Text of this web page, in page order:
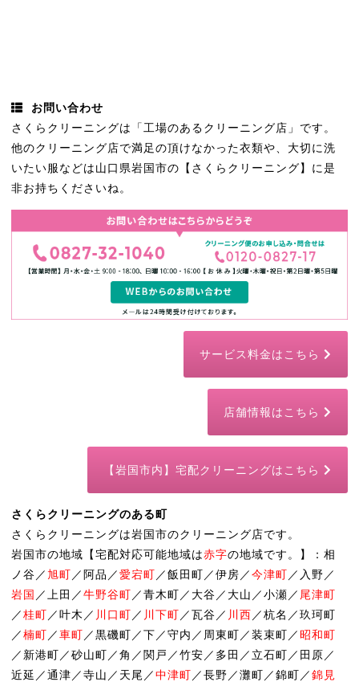
お問い合わせ
さくらクリーニングは「工場のあるクリーニング店」です。
他のクリーニング店で満足の頂けなかった衣類や、大切に洗
いたい服などは山口県岩国市の【さくらクリーニング】に是
非お持ちくださいね。
サービス料金はこちら
店舗情報はこちら
【岩国市内】宅配クリーニングはこちら
さくらクリーニングのある町
さくらクリーニングは岩国市のクリーニング店です。
岩国市の地域【宅配対応可能地域は赤字の地域です。】：相
ノ谷／旭町 ／阿品／愛宕町 ／飯田町／伊房／今津町 ／入野／
岩国 ／上田／牛野谷町 ／青木町／大谷／大山／小瀬／ 尾津町
／桂町 ／叶木／ 川口町 ／ 川下町 ／瓦谷／ 川西 ／杭名／玖珂町
／楠町 ／車町 ／黒磯町／下／守内／周東町／装束町／ 昭和町
／新港町／砂山町／角／関戸／竹安／多田／立石町／田原／
近延／通津／寺山／天尾／中津町 ／長野／灘町／錦町／錦見